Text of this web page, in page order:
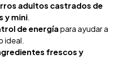
adultos castrados de
y mini.
de energíapara ayudar a
ideal.
frescos y